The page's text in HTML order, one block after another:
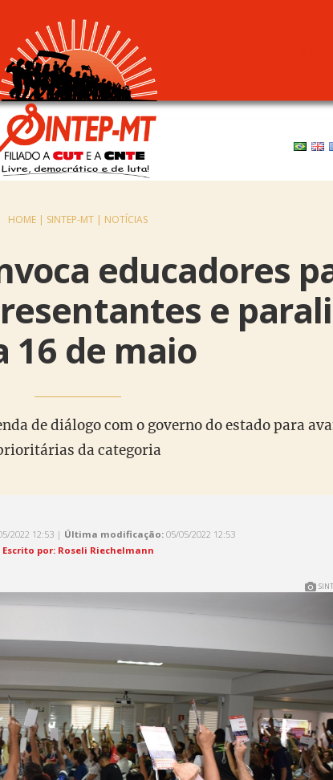
HOME | SINTEP-MT | NOTÍCIAS
educadores
e
16 de maio
de diálogo com o governo do estado para
da categoria
2022 12:53 | Última modificação: 05/05/2022 12:53
Escrito por: Roseli Riechelmann